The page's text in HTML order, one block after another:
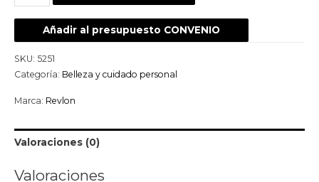
Añadir al presupuesto CONVENIO
SKU: 5251
Categoría: Belleza y cuidado personal
Marca: Revlon
Valoraciones (0)
Valoraciones